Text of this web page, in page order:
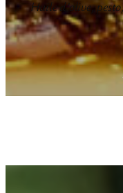
Huile d’olive,